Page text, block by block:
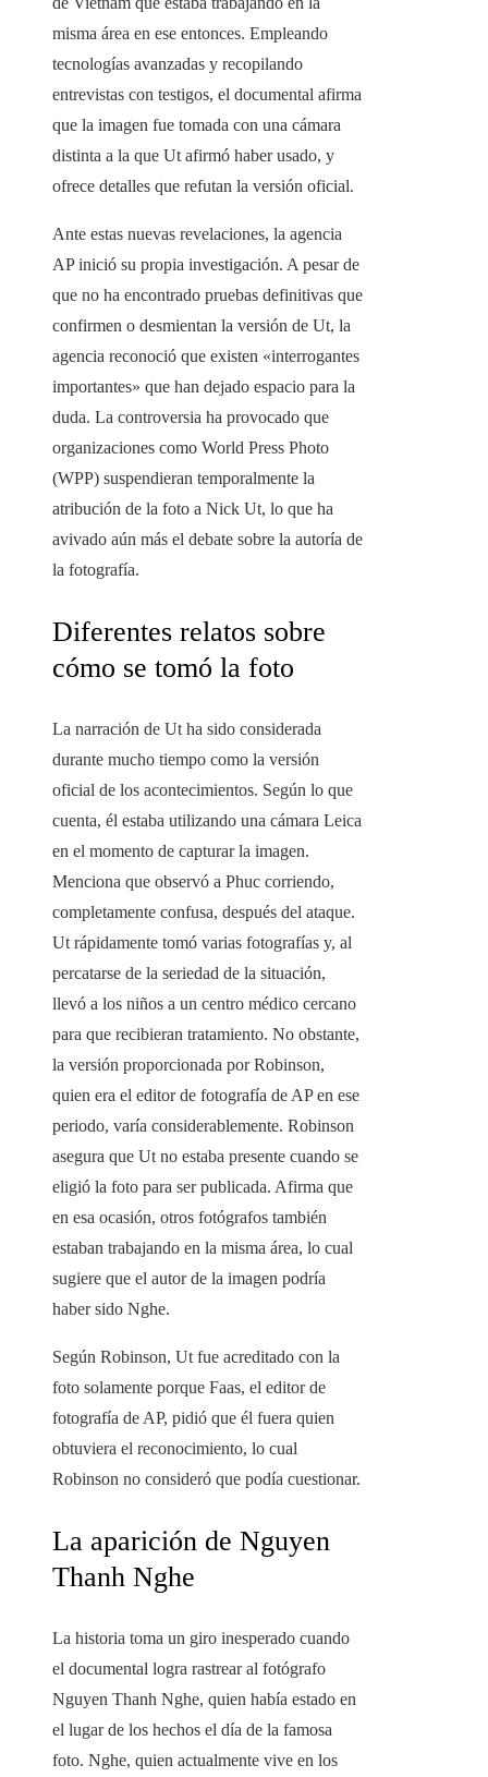
misma área en ese entonces. Empleando
tecnologías avanzadas y recopilando
entrevistas con testigos, el documental afirma
que la imagen fue tomada con una cámara
distinta a la que Ut afirmó haber usado, y
ofrece detalles que refutan la versión oficial.
Ante estas nuevas revelaciones, la agencia
AP inició su propia investigación. A pesar de
que no ha encontrado pruebas definitivas que
confirmen o desmientan la versión de Ut, la
agencia reconoció que existen «interrogantes
importantes» que han dejado espacio para la
duda. La controversia ha provocado que
organizaciones como World Press Photo
(WPP) suspendieran temporalmente la
atribución de la foto a Nick Ut, lo que ha
avivado aún más el debate sobre la autoría de
la fotografía.
Diferentes relatos sobre
cómo se tomó la foto
La narración de Ut ha sido considerada
durante mucho tiempo como la versión
oficial de los acontecimientos. Según lo que
cuenta, él estaba utilizando una cámara Leica
en el momento de capturar la imagen.
Menciona que observó a Phuc corriendo,
completamente confusa, después del ataque.
Ut rápidamente tomó varias fotografías y, al
percatarse de la seriedad de la situación,
llevó a los niños a un centro médico cercano
para que recibieran tratamiento. No obstante,
la versión proporcionada por Robinson,
quien era el editor de fotografía de AP en ese
periodo, varía considerablemente. Robinson
asegura que Ut no estaba presente cuando se
eligió la foto para ser publicada. Afirma que
en esa ocasión, otros fotógrafos también
estaban trabajando en la misma área, lo cual
sugiere que el autor de la imagen podría
haber sido Nghe.
Según Robinson, Ut fue acreditado con la
foto solamente porque Faas, el editor de
fotografía de AP, pidió que él fuera quien
obtuviera el reconocimiento, lo cual
Robinson no consideró que podía cuestionar.
La aparición de Nguyen
Thanh Nghe
La historia toma un giro inesperado cuando
el documental logra rastrear al fotógrafo
Nguyen Thanh Nghe, quien había estado en
el lugar de los hechos el día de la famosa
foto. Nghe, quien actualmente vive en los